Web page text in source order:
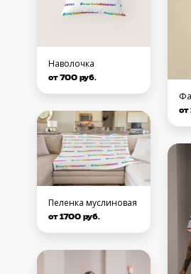
Наволочка
от 700 руб.
Пеленка муслиновая
от 1700 руб.
от